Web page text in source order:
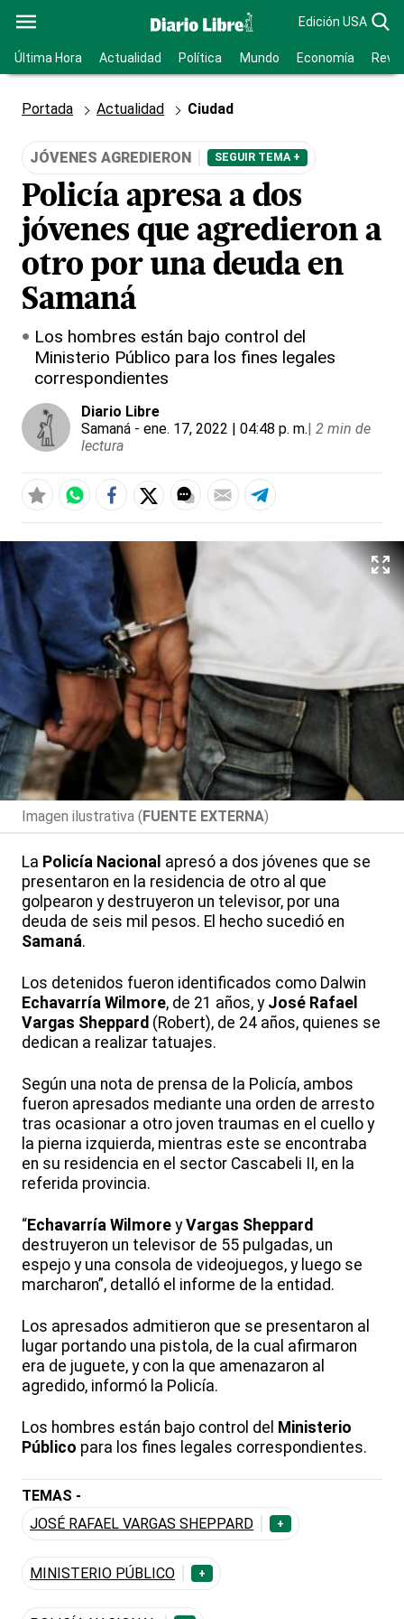
Edición USA
Última Hora Actualidad Política Mundo Economía
Portada Actualidad Ciudad
JÓVENES AGREDIERON SEGUIR TEMA +
Policía apresa a dos
jóvenes que agredieron a
otro por una deuda en
Samaná
Los hombres están bajo control del
Ministerio Público para los fines legales
correspondientes
Diario Libre
Samaná - ene. 17, 2022 | 04:48 p. m.| 2 min de
lectura
Imagen ilustrativa (FUENTE EXTERNA)
La Policía Nacional apresó a dos jóvenes que se
presentaron en la residencia de otro al que
golpearon y destruyeron un televisor, por una
deuda de seis mil pesos. El hecho sucedió en
Samaná.
Los detenidos fueron identificados como Dalwin
Echavarría Wilmore, de 21 años, y José Rafael
Vargas Sheppard (Robert), de 24 años, quienes se
dedican a realizar tatuajes.
Según una nota de prensa de la Policía, ambos
fueron apresados mediante una orden de arresto
tras ocasionar a otro joven traumas en el cuello y
la pierna izquierda, mientras este se encontraba
en su residencia en el sector Cascabeli II, en la
referida provincia.
“Echavarría Wilmore yVargas Sheppard
destruyeron un televisor de 55 pulgadas, un
espejo y una consola de videojuegos, y luego se
marcharon”, detalló el informe de la entidad.
Los apresados admitieron que se presentaron al
lugar portando una pistola, de la cual afirmaron
era de juguete, y con la que amenazaron al
agredido, informó la Policía.
Los hombres están bajo control del Ministerio
Público para los fines legales correspondientes.
TEMAS -
JOSÉ RAFAEL VARGAS SHEPPARD
+
MINISTERIO PÚBLICO +